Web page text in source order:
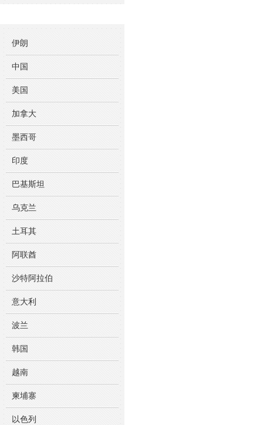
伊朗
中国
美国
加拿大
墨西哥
印度
巴基斯坦
乌克兰
土耳其
阿联酋
沙特阿拉伯
意大利
波兰
韩国
越南
柬埔寨
以色列